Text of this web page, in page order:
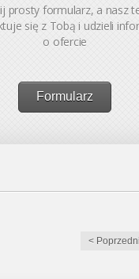
prosty formularz, a nasz
się z Tobą i udzieli
o ofercie
Formularz
<